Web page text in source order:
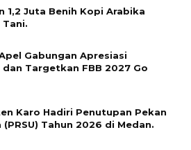
1,2 Juta Benih Kopi Arabika
Gabungan Apresiasi
dan Targetkan FBB 2027 Go
Karo Hadiri Penutupan Pekan
Tahun 2026 di Medan.